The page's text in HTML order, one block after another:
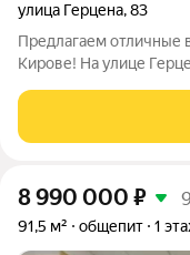
улица Герцена,83
Предлагаем отличные
Кирове! На улице
находится на
города, напротив Джем
8 990 000 ₽
91,5 м² общепит 1